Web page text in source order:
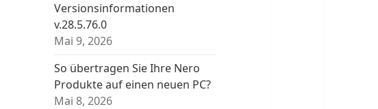
Versionsinformationen
v.28.5.76.0
Mai 9, 2026
So übertragen Sie Ihre Nero
Produkte auf einen neuen PC?
Mai 8, 2026